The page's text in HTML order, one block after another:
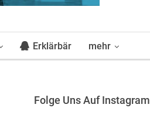
Erklärbär mehr
Folge Uns Auf Instagram